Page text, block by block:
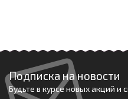
Подписка на новости
Будьте в курсе новых акций